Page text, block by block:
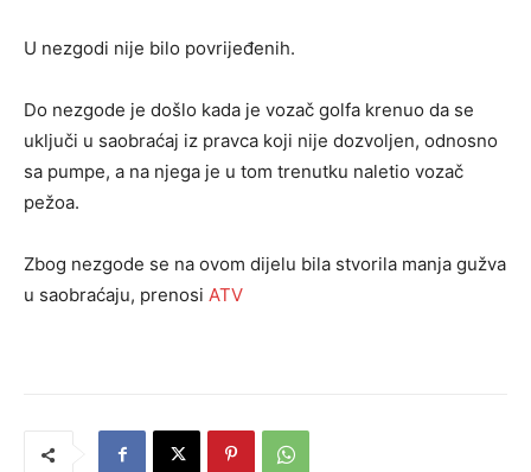
U nezgodi nije bilo povrijeđenih.
Do nezgode je došlo kada je vozač golfa krenuo da se
uključi u saobraćaj iz pravca koji nije dozvoljen, odnosno
sa pumpe, a na njega je u tom trenutku naletio vozač
pežoa.
Zbog nezgode se na ovom dijelu bila stvorila manja gužva
u saobraćaju, prenosi ATV